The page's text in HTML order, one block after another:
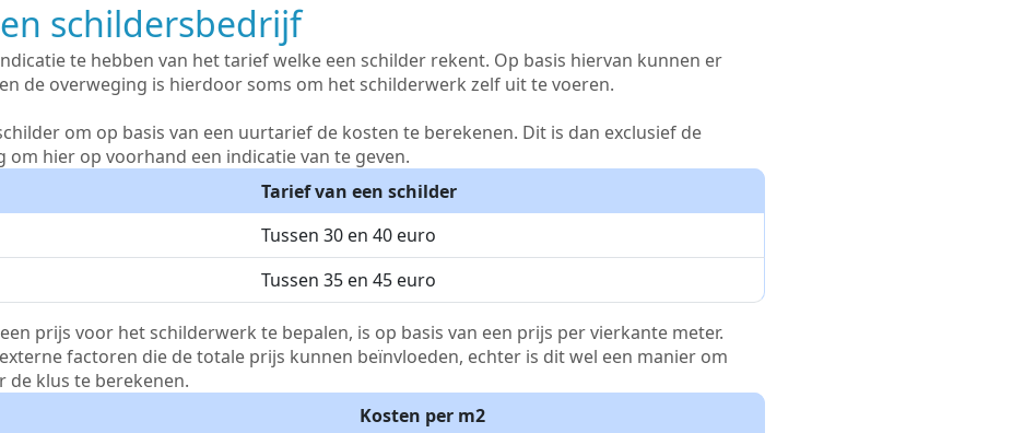
schildersbedrijf
te hebben van het tarief welke een schilder rekent. Op basis hiervan kunnen er
de overweging is hierdoor soms om het schilderwerk zelf uit te voeren.
om op basis van een uurtarief de kosten te berekenen. Dit is dan exclusief de
om hier op voorhand een indicatie van te geven.
Tarief van een schilder
Tussen 30 en 40 euro
Tussen 35 en 45 euro
prijs voor het schilderwerk te bepalen, is op basis van een prijs per vierkante meter.
factoren die de totale prijs kunnen beïnvloeden, echter is dit wel een manier om
de klus te berekenen.
Kosten per m2